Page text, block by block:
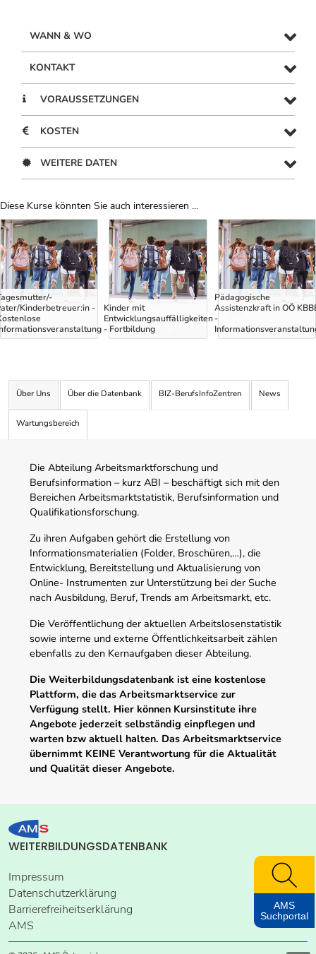
WANN & WO
KONTAKT
VORAUSSETZUNGEN
KOSTEN
WEITERE DATEN
Diese Kurse könnten Sie auch interessieren ...
Uber Weiterbildungsvorschläge
Kinderbetreuer:in -
Kinder mit
Entwicklungsauffälligkeiten
- Fortbildung
Pädagogische
Assistenzkraft in OÖ
-
Über Uns Über die Datenbank BIZ-BerufsInfoZentren News
Wartungsbereich
Die Abteilung Arbeitsmarktforschung und
Berufsinformation – kurz ABI – beschäftigt sich mit den
Bereichen Arbeitsmarktstatistik, Berufsinformation und
Qualifikationsforschung.
Zu ihren Aufgaben gehört die Erstellung von
Informationsmaterialien (Folder, Broschüren,…), die
Entwicklung, Bereitstellung und Aktualisierung von
Online- Instrumenten zur Unterstützung bei der Suche
nach Ausbildung, Beruf, Trends am Arbeitsmarkt, etc.
Die Veröffentlichung der aktuellen Arbeitslosenstatistik
sowie interne und externe Öffentlichkeitsarbeit zählen
ebenfalls zu den Kernaufgaben dieser Abteilung.
Die Weiterbildungsdatenbank ist eine kostenlose
Plattform, die das Arbeitsmarktservice zur
Verfügung stellt. Hier können Kursinstitute ihre
Angebote jederzeit selbständig einpflegen und
warten bzw aktuell halten. Das Arbeitsmarktservice
übernimmt KEINE Verantwortung für die Aktualität
und Qualität dieser Angebote.
WEITERBILDUNGSDATENBANK
Impressum
Datenschutzerklärung
Barrierefreiheitserklärung
AMS
AMS
Suchportal